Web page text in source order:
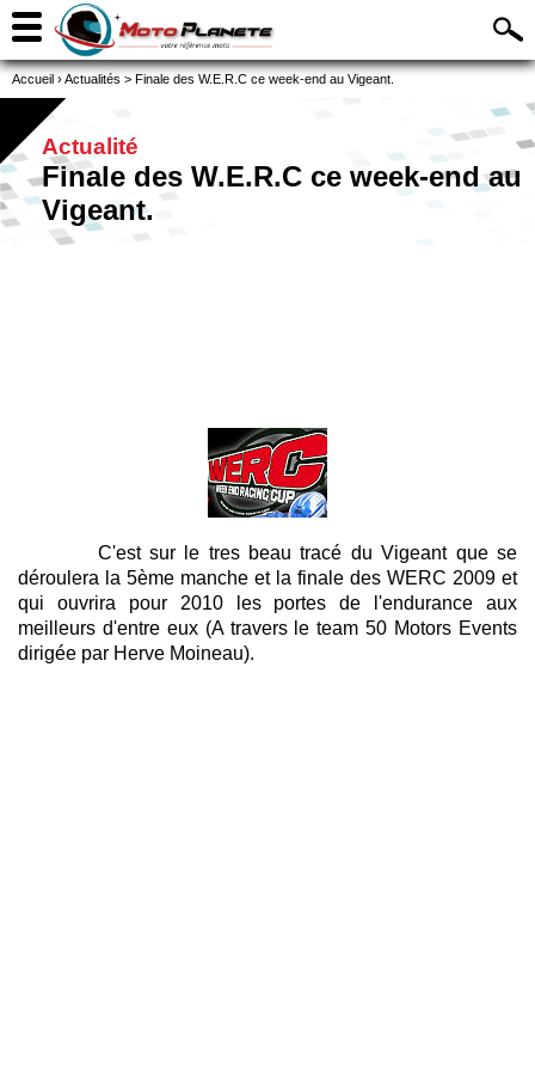
Accueil ›Actualités > Finale des W.E.R.C ce week-end au Vigeant.
Actualité
Finale des W.E.R.C ce week-end au
Vigeant.
C'est sur le tres beau tracé du Vigeant que se
déroulera la 5ème manche et la finale des WERC 2009 et
qui ouvrira pour 2010 les portes de l'endurance aux
meilleurs d'entre eux (A travers le team 50 Motors Events
dirigée par Herve Moineau).